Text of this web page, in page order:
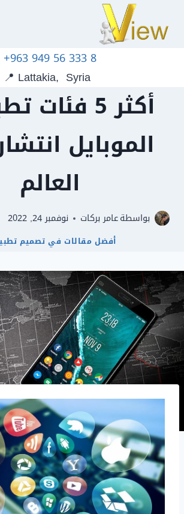
+963 949 56 333 8
📍 Lattakia, Syria
أكثر 5
الموبايل
العالم
بواسطةعامر بركات نوفمبر 24, 2022
أفضل مقالات في تصميم